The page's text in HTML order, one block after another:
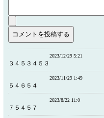
2023/12/29 5:21
３４５３４５３
2023/11/29 1:49
５４６５４
2023/8/22 11:0
７５４５７